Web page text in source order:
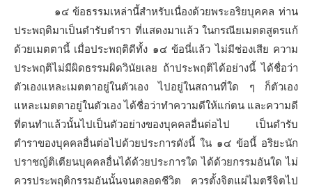
๑๔ ข้อธรรมเหล่านี้สำหรับเนื่องด้วยพระอริยบุคคล ท่าน
ประพฤติมาเป็นตำรับตำรา ที่แสดงมาแล้ว ในกรณียเมตตสูตรแก้
ด้วยเมตตานี้ เมื่อประพฤติดีทั้ง ๑๔ ข้อนี่แล้ว ไม่มีช่องเสีย ความ
ประพฤติไม่มีผิดธรรมผิดวินัยเลย ถ้าประพฤติได้อย่างนี้ ได้ชื่อว่า
ตัวเองแหละเมตตาอยู่ในตัวเอง ไปอยู่ในสถานที่ใด ๆ ก็ตัวเอง
แหละเมตตาอยู่ในตัวเอง ได้ชื่อว่าทำความดีให้แก่ตน และความดี
ที่ตนทำแล้วนั้นไปเป็นตัวอย่างของบุคคลอื่นต่อไป เป็นตำรับ
ตำราของบุคคลอื่นต่อไปด้วยประการดังนี้ ใน ๑๔ ข้อนี้ อริยะนัก
ปราชญ์ติเตียนบุคคลอื่นได้ด้วยประการใด ได้ด้วยกรรมอันใด ไม่
ควรประพฤติกรรมอันนั้นจนตลอดชีวิต ควรตั้งจิตแผ่ไมตรีจิตไป